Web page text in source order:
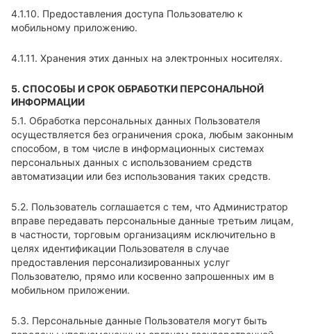
4.1.10. Предоставления доступа Пользователю к
мобильному приложению.
4.1.11. Хранения этих данных на электронных носителях.
5. СПОСОБЫ И СРОК ОБРАБОТКИ ПЕРСОНАЛЬНОЙ
ИНФОРМАЦИИ
5.1. Обработка персональных данных Пользователя
осуществляется без ограничения срока, любым законным
способом, в том числе в информационных системах
персональных данных с использованием средств
автоматизации или без использования таких средств.
5.2. Пользователь соглашается с тем, что Администратор
вправе передавать персональные данные третьим лицам,
в частности, торговым организациям исключительно в
целях идентификации Пользователя в случае
предоставления персонализированных услуг
Пользователю, прямо или косвенно запрошенных им в
мобильном приложении.
5.3. Персональные данные Пользователя могут быть